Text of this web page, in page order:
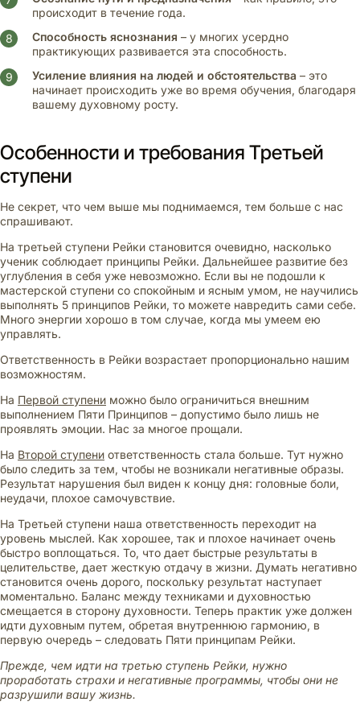
происходит в течение года.
Способность яснознания – у многих усердно
практикующих развивается эта способность.
Усиление влияния на людей и обстоятельства – это
начинает происходить уже во время обучения, благодаря
вашему духовному росту.
Особенности и требования Третьей
ступени
Не секрет, что чем выше мы поднимаемся, тем больше с нас
спрашивают.
На третьей ступени Рейки становится очевидно, насколько
ученик соблюдает принципы Рейки. Дальнейшее развитие без
углубления в себя уже невозможно. Если вы не подошли к
мастерской ступени со спокойным и ясным умом, не научились
выполнять 5 принципов Рейки, то можете навредить сами себе.
Много энергии хорошо в том случае, когда мы умеем ею
управлять.
Ответственность в Рейки возрастает пропорционально нашим
возможностям.
На Первой ступени можно было ограничиться внешним
выполнением Пяти Принципов – допустимо было лишь не
проявлять эмоции. Нас за многое прощали.
На Второй ступени ответственность стала больше. Тут нужно
было следить за тем, чтобы не возникали негативные образы.
Результат нарушения был виден к концу дня: головные боли,
неудачи, плохое самочувствие.
На Третьей ступени наша ответственность переходит на
уровень мыслей. Как хорошее, так и плохое начинает очень
быстро воплощаться. То, что дает быстрые результаты в
целительстве, дает жесткую отдачу в жизни. Думать негативно
становится очень дорого, поскольку результат наступает
моментально. Баланс между техниками и духовностью
смещается в сторону духовности. Теперь практик уже должен
идти духовным путем, обретая внутреннюю гармонию, в
первую очередь – следовать Пяти принципам Рейки.
Прежде, чем идти на третью ступень Рейки, нужно
проработать страхи и негативные программы, чтобы они не
разрушили вашу жизнь.